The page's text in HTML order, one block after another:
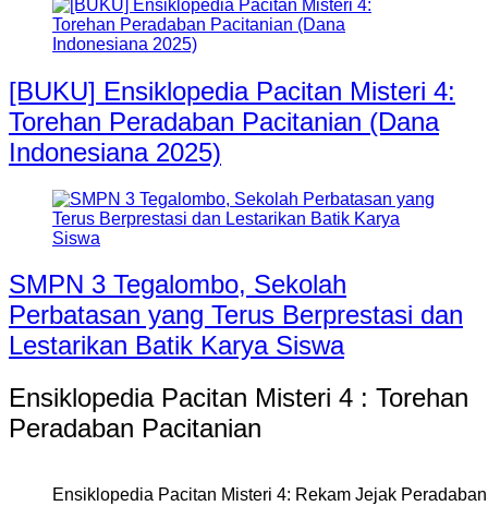
[BUKU] Ensiklopedia Pacitan Misteri 4:
Torehan Peradaban Pacitanian (Dana
Indonesiana 2025)
SMPN 3 Tegalombo, Sekolah
Perbatasan yang Terus Berprestasi dan
Lestarikan Batik Karya Siswa
Ensiklopedia Pacitan Misteri 4 : Torehan
Peradaban Pacitanian
Ensiklopedia Pacitan Misteri 4: Rekam Jejak